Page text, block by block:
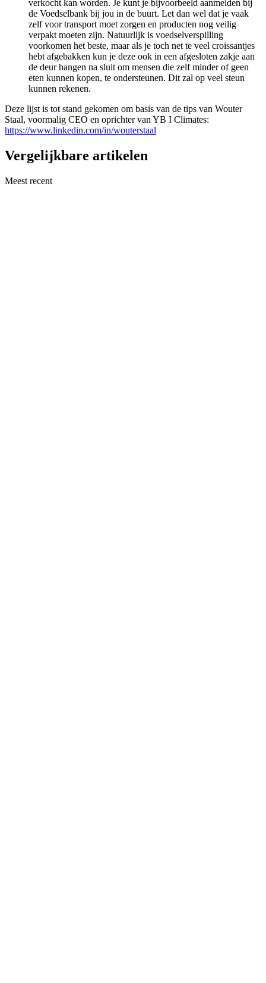
verkocht kan worden. Je kunt je bijvoorbeeld aanmelden bij
de Voedselbank bij jou in de buurt. Let dan wel dat je vaak
zelf voor transport moet zorgen en producten nog veilig
verpakt moeten zijn. Natuurlijk is voedselverspilling
voorkomen het beste, maar als je toch net te veel croissantjes
hebt afgebakken kun je deze ook in een afgesloten zakje aan
de deur hangen na sluit om mensen die zelf minder of geen
eten kunnen kopen, te ondersteunen. Dit zal op veel steun
kunnen rekenen.
Deze lijst is tot stand gekomen om basis van de tips van Wouter
Staal, voormalig CEO en oprichter van YB I Climates:
https://www.linkedin.com/in/wouterstaal
Vergelijkbare artikelen
Meest recent